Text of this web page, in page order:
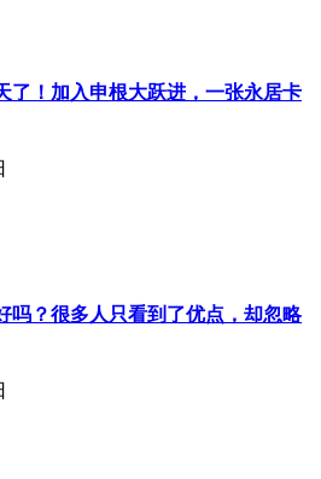
了！加入申根大跃进，一张永居卡
吗？很多人只看到了优点，却忽略